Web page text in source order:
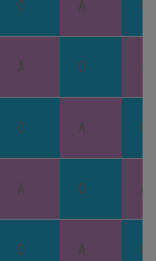
O A O
A O A
O A O
A O A
O A O